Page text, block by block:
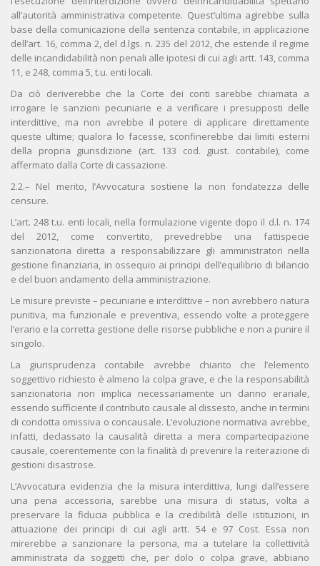
all’autorità amministrativa competente. Quest’ultima agirebbe sulla
base della comunicazione della sentenza contabile, in applicazione
dell’art. 16, comma 2, del d.lgs. n. 235 del 2012, che estende il regime
delle incandidabilità non penali alle ipotesi di cui agli artt. 143, comma
11, e 248, comma 5, t.u. enti locali.
Da ciò deriverebbe che la Corte dei conti sarebbe chiamata a
irrogare le sanzioni pecuniarie e a verificare i presupposti delle
interdittive, ma non avrebbe il potere di applicare direttamente
queste ultime; qualora lo facesse, sconfinerebbe dai limiti esterni
della propria giurisdizione (art. 133 cod. giust. contabile), come
affermato dalla Corte di cassazione.
2.2.– Nel merito, l’Avvocatura sostiene la non fondatezza delle
censure.
L’art. 248 t.u. enti locali, nella formulazione vigente dopo il d.l. n. 174
del 2012, come convertito, prevedrebbe una fattispecie
sanzionatoria diretta a responsabilizzare gli amministratori nella
gestione finanziaria, in ossequio ai principi dell’equilibrio di bilancio
e del buon andamento della amministrazione.
Le misure previste – pecuniarie e interdittive – non avrebbero natura
punitiva, ma funzionale e preventiva, essendo volte a proteggere
l’erario e la corretta gestione delle risorse pubbliche e non a punire il
singolo.
La giurisprudenza contabile avrebbe chiarito che l’elemento
soggettivo richiesto è almeno la colpa grave, e che la responsabilità
sanzionatoria non implica necessariamente un danno erariale,
essendo sufficiente il contributo causale al dissesto, anche in termini
di condotta omissiva o concausale. L’evoluzione normativa avrebbe,
infatti, declassato la causalità diretta a mera compartecipazione
causale, coerentemente con la finalità di prevenire la reiterazione di
gestioni disastrose.
L’Avvocatura evidenzia che la misura interdittiva, lungi dall’essere
una pena accessoria, sarebbe una misura di status, volta a
preservare la fiducia pubblica e la credibilità delle istituzioni, in
attuazione dei principi di cui agli artt. 54 e 97 Cost. Essa non
mirerebbe a sanzionare la persona, ma a tutelare la collettività
amministrata da soggetti che, per dolo o colpa grave, abbiano